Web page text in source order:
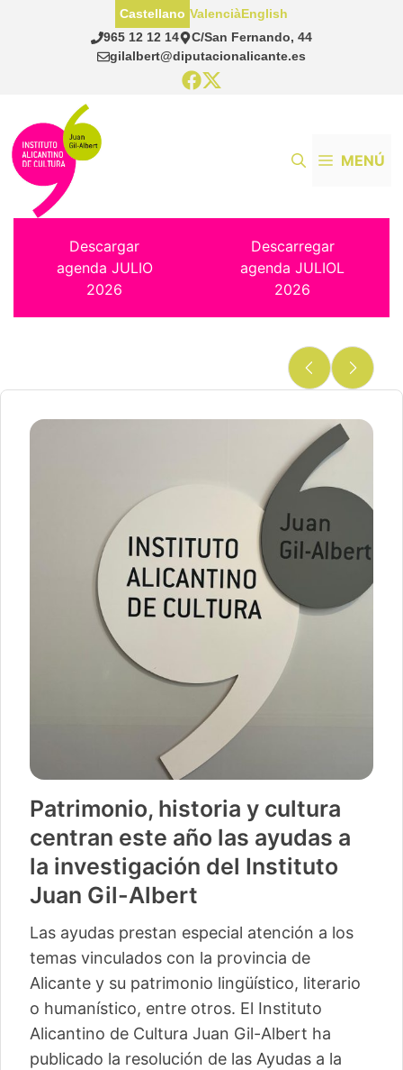
965 12 12 14
C/San Fernando, 44
gilalbert@diputacionalicante.es
Castellano ValenciàEnglish
MENÚ
Descargar
agenda JULIO
2026
Descarregar
agenda JULIOL
2026
Patrimonio, historia y cultura
centran este año las ayudas a
la investigación del Instituto
Juan Gil-Albert
Las ayudas prestan especial atención a los
temas vinculados con la provincia de
Alicante y su patrimonio lingüístico, literario
o humanístico, entre otros. El Instituto
Alicantino de Cultura Juan Gil-Albert ha
publicado la resolución de las Ayudas a la